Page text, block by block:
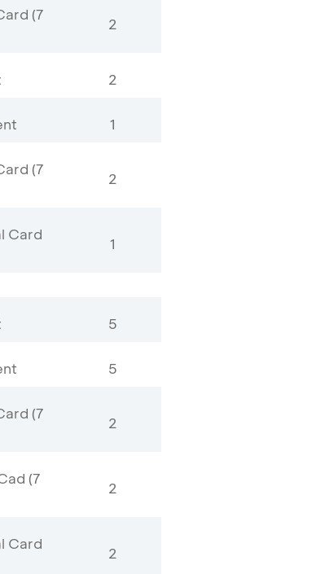
(7
2
2
1
(7
2
Card
1
5
5
(7
2
(7
2
Card
2